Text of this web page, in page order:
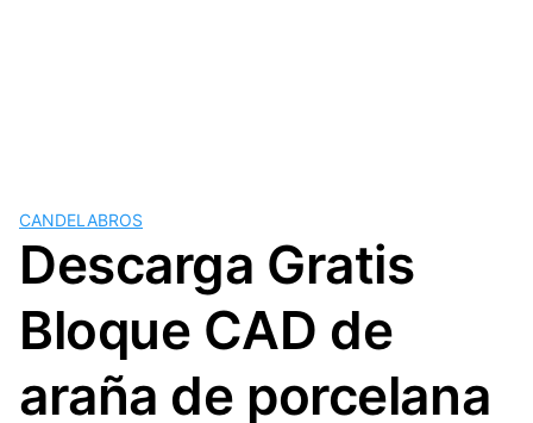
CANDELABROS
Descarga Gratis
Bloque CAD de
araña de porcelana